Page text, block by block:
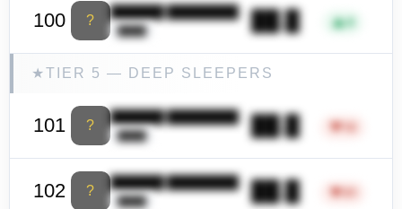
100 ?
██████ ████████
████ ██.█ ▲4
★TIER 5 — DEEP SLEEPERS
101 ?
██████ ████████
████ ██.█ ▼ 12
102 ?
██████ ████████
████ ██.█ ▼